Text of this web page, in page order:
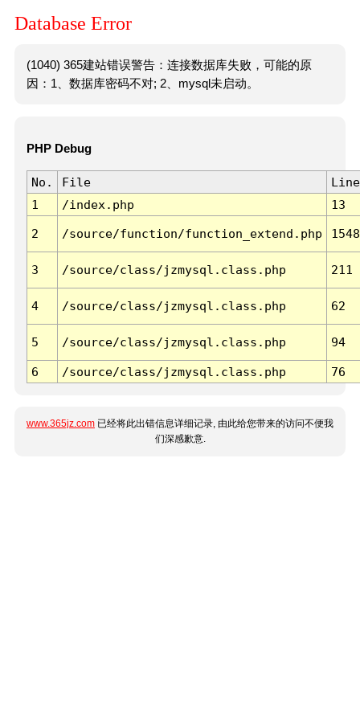
Database Error
(1040) 365建站错误警告：连接数据库失败，可能的原
因：1、数据库密码不对; 2、mysql未启动。
PHP Debug
No. File
Line
1
/index.php 13
2 /source/function/function_extend.php 1548
3 /source/class/jzmysql.class.php 211
4 /source/class/jzmysql.class.php 62
5 /source/class/jzmysql.class.php 94
6 /source/class/jzmysql.class.php 76
www.365jz.com 已经将此出错信息详细记录, 由此给您带来的访问不便我
们深感歉意.